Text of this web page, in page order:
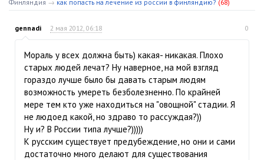
Финляндия → как попасть на лечение из россии в финляндию? (68)
gennadi 2 мая 2012, 06:18 0
Мораль у всех должна быть) какая- никакая. Плохо
старых людей лечат? Ну наверное, на мой взгляд
гораздо лучше было бы давать старым людям
возможность умереть безболезненно. По крайней
мере тем кто уже находиться на "овощной" стадии. Я
не людоед какой, но здраво то рассуждая?))
Ну и? В России типа лучше?)))))
К русским существует предубеждение, но они и сами
достаточно много делают для существования